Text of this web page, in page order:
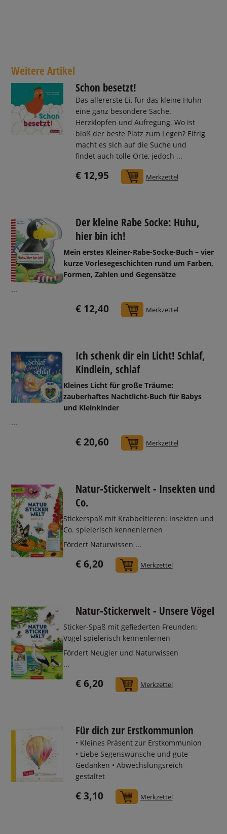
Weitere Artikel
Schon besetzt!
Das allererste Ei, für das kleine Huhn
eine ganz besondere Sache.
Herzklopfen und Aufregung. Wo ist
bloß der beste Platz zum Legen? Eifrig
macht es sich auf die Suche und
findet auch tolle Orte, jedoch ...
€ 12,95 In den Warenkorb
Merkzettel
Der kleine Rabe Socke: Huhu,
hier bin ich!
Mein erstes Kleiner-Rabe-Socke-Buch – vier
kurze Vorlesegeschichten rund um Farben,
Formen, Zahlen und Gegensätze
...
€ 12,40 In den Warenkorb
Merkzettel
Ich schenk dir ein Licht! Schlaf,
Kindlein, schlaf
Kleines Licht für große Träume:
zauberhaftes Nachtlicht-Buch für Babys
und Kleinkinder
...
€ 20,60 In den Warenkorb
Merkzettel
Natur-Stickerwelt - Insekten und
Co.
Stickerspaß mit Krabbeltieren: Insekten und
Co. spielerisch kennenlernen
Fördert Naturwissen ...
€ 6,20 In den Warenkorb
Merkzettel
Natur-Stickerwelt - Unsere Vögel
Sticker-Spaß mit gefiederten Freunden:
Vögel spielerisch kennenlernen
Fördert Neugier und Naturwissen
...
€ 6,20 In den Warenkorb
Merkzettel
Für dich zur Erstkommunion
• Kleines Präsent zur Erstkommunion
• Liebe Segenswünsche und gute
Gedanken • Abwechslungsreich
gestaltet
€ 3,10 In den Warenkorb
Merkzettel